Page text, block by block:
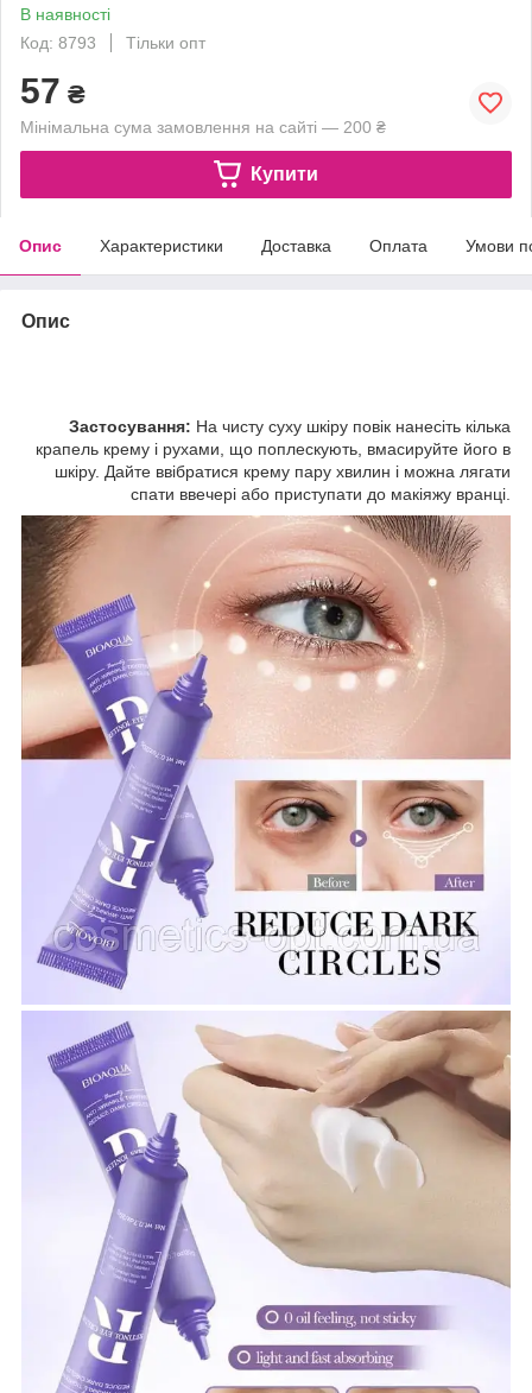
В наявності
Код: 8793
Тільки опт
57 ₴
Мінімальна сума замовлення на сайті — 200 ₴
Купити
Опис Характеристики Доставка Оплата Умови
Опис
Застосування: На чисту суху шкіру повік нанесіть кілька
крапель крему і рухами, що поплескують, вмасируйте його в
шкіру. Дайте ввібратися крему пару хвилин і можна лягати
спати ввечері або приступати до макіяжу вранці.